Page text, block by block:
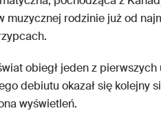
muzycznej rodzinie już od
obiegł jeden z pierwszych
debiutu okazał się kolejny
wyświetleń.